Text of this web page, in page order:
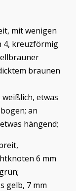
mit wenigen
4, kreuzförmig
braunen
weißlich, etwas
an
hängend;
6 mm
gelb, 7 mm